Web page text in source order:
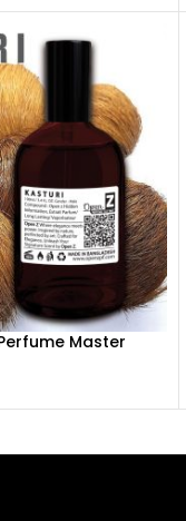
Perfume Master